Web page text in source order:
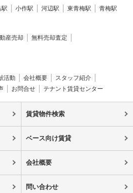
駅 小作駅 河辺駅 東青梅駅 青梅駅
産売却
無料売却査定
活動 会社概要
スタッフ紹介
お問合せ テナント賃貸センター
賃貸物件検索
ベース向け賃貸
会社概要
問い合わせ